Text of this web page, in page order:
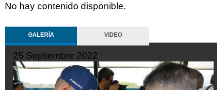
No hay contenido disponible.
GALERÍA VIDEO
25 Septiembre 2022